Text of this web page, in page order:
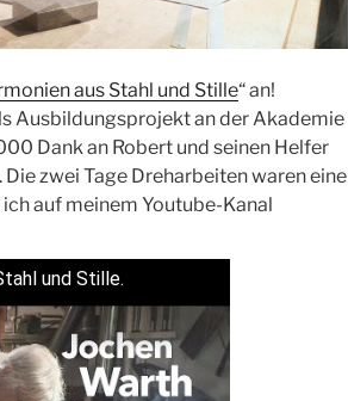
aus Stahl und Stille“ an!
Ausbildungsprojekt an der Akademie
Dank an Robert und seinen Helfer
zwei Tage Dreharbeiten waren eine
auf meinem Youtube-Kanal
und Stille.